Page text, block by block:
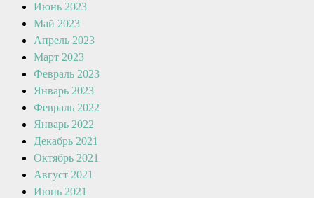
Июнь 2023
Май 2023
Апрель 2023
Март 2023
Февраль 2023
Январь 2023
Февраль 2022
Январь 2022
Декабрь 2021
Октябрь 2021
Август 2021
Июнь 2021